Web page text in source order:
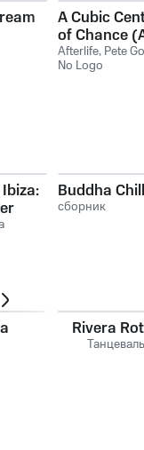
A Cubic
of Chance
& Pete
Present No
Afterlife, Pete
No Logo
Buddha
сборник
Rivera